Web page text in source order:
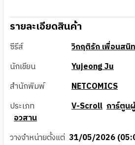
รายละเอียดสินค้า
ซีรีส์
วิกฤติรัก เพื่อนสนิท
นักเขียน
Yujeong Ju
สำนักพิมพ์
NETCOMICS
ประเภท
V-Scroll การ์ตูน
อวสาน
วางจำหน่ายตั้งแต่ 31/05/2026